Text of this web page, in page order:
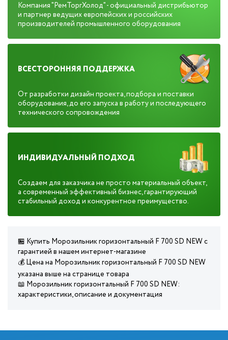
Компания "РемТоргХолод" - официальный дистрибьютор
и партнер ведущих европейских и российских
производителей промышленного оборудования
ВСЕСТОРОННЯЯ ПОДДЕРЖКА
От разработки дизайн проекта, подбора и поставки
оборудования, до его запуска в работу и последующего
технического сопровождения
ИНДИВИДУАЛЬНЫЙ ПОДХОД
Создаем для заказчика не просто материальный объект,
а современный эффективный бизнес, гарантирующий
стабильный доход и конкурентное преимущество.
🏪 Купить Морозильник горизонтальный F 700 SD NEW с
гарантией в нашем интернет-магазине
💰 Цена на Морозильник горизонтальный F 700 SD NEW
указана выше на странице товара
📖 Морозильник горизонтальный F 700 SD NEW:
характеристики, описание и документация